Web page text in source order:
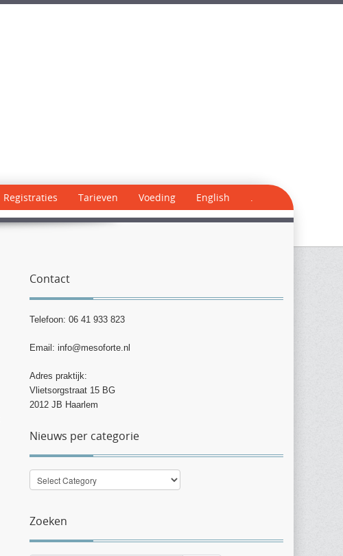
Registraties Tarieven Voeding English .
Contact
Telefoon: 06 41 933 823
Email: info@mesoforte.nl
Adres praktijk:
Vlietsorgstraat 15 BG
2012 JB Haarlem
Nieuws per categorie
Nieuws
per
Zoeken